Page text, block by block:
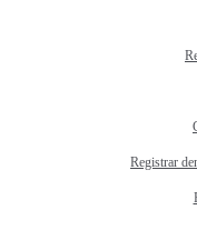
Registrar